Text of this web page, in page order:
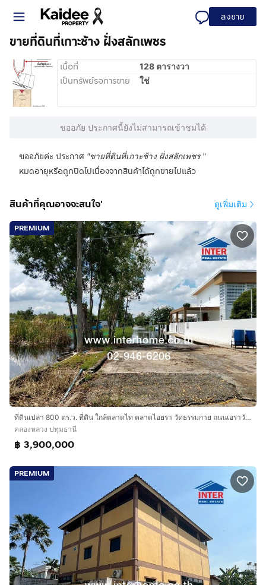
ลงขาย
ขายที่ดินที่เกาะช้าง ฝั่งสลักเพชร
เนื้อที่ 128 ตารางวา
เป็นทรัพย์รอการขาย ใช่
ขออภัย ประกาศนี้ยังไม่สามารถเข้าชมได้
ขออภัยค่ะ ประกาศ "ขายที่ดินที่เกาะช้าง ฝั่งสลักเพชร"
หมดอายุหรือถูกปิดไปเนื่องจากสินค้าได้ถูกขายไปแล้ว
สินค้าที่คุณอาจจะสนใจ' ดูเพิ่มเติม
PREMIUM
ที่ดินเปล่า 800 ตร.ว. ที่ดิน ใกล้ตลาดไท ตลาดไอยรา วัดธรรมกาย ถนนเอราวัณ1 ถนนพหลโยธิน ถนนคลองหลวง คลองหลวง ปทุมธานี
คลองหลวง ปทุมธานี
฿ 3,900,000
PREMIUM